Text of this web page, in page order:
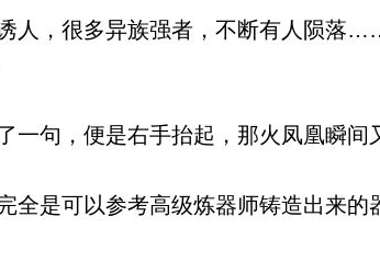
人，很多异族强者，不断有人陨落
句，便是右手抬起，那火凤凰瞬间
是可以参考高级炼器师铸造出来的